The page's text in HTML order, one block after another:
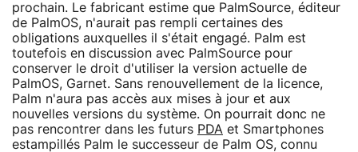
prochain. Le fabricant estime que PalmSource, éditeur
de PalmOS, n'aurait pas rempli certaines des
obligations auxquelles il s'était engagé. Palm est
toutefois en discussion avec PalmSource pour
conserver le droit d'utiliser la version actuelle de
PalmOS, Garnet. Sans renouvellement de la licence,
Palm n'aura pas accès aux mises à jour et aux
nouvelles versions du système. On pourrait donc ne
pas rencontrer dans les futurs PDA et Smartphones
estampillés Palm le successeur de Palm OS, connu